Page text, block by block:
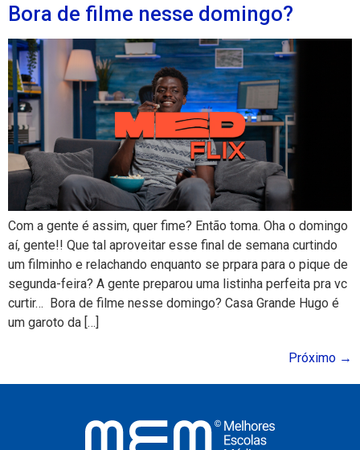
Bora de filme nesse domingo?
Com a gente é assim, quer fime? Então toma. Oha o domingo
aí, gente!! Que tal aproveitar esse final de semana curtindo
um filminho e relachando enquanto se prpara para o pique de
segunda-feira? A gente preparou uma listinha perfeita pra vc
curtir… Bora de filme nesse domingo? Casa Grande Hugo é
um garoto da […]
Próximo →